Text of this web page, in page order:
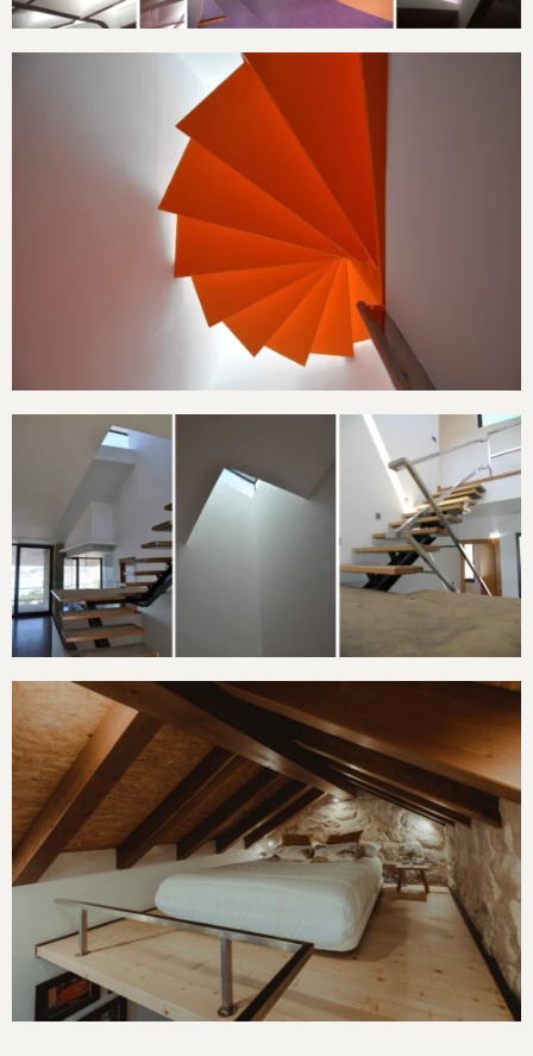
Vivienda en el Casco Viejo de Cangas
Continuar leyendoVivienda en el Casco
Viejo de Cangas
Vivienda en A Fanequeira, Moaña
Continuar leyendo
Fanequeira, Moaña
Refugio en Combarro
Continuar leyendo Refugio en
Combarro